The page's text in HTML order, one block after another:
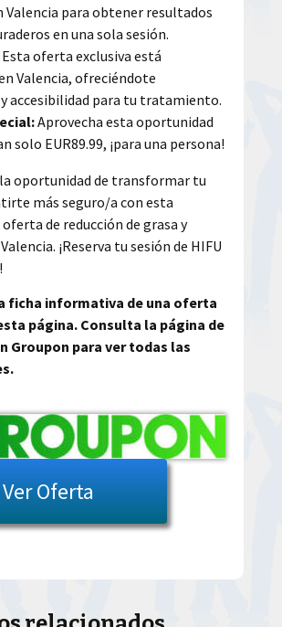
Valencia para obtener resultados
en una sola sesión.
Esta oferta exclusiva está
Valencia, ofreciéndote
accesibilidad para tu tratamiento.
Aprovecha esta oportunidad
solo EUR89.99, ¡para una persona!
oportunidad de transformar tu
más seguro/a con esta
de reducción de grasa y
¡Reserva tu sesión de HIFU
ficha informativa de una oferta
página. Consulta la página de
Groupon para ver todas las
Ver Oferta